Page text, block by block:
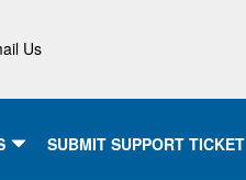
Us
SUBMIT SUPPORT TICKET